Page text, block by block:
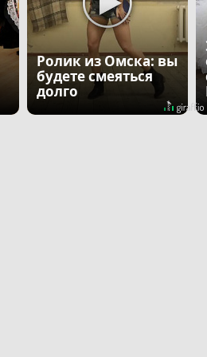
Ролик из Омска: вы
будете смеяться
долго